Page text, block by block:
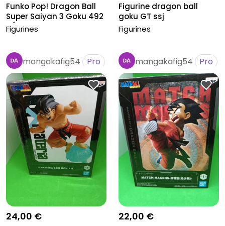
Funko Pop! Dragon Ball
Super Saiyan 3 Goku 492
- É...
Figurines
Figurine dragon ball
goku GT ssj
Figurines
mangakafig54 Pro
24,00 €
mangakafig54 Pro
22,00 €